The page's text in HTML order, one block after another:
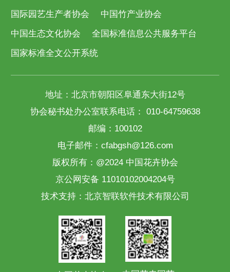
国际园艺生产者协会
中国竹产业协会
中国生态文化协会
全国标准信息公共服务平台
国家标准全文公开系统
地址：北京市朝阳区阜通东大街12号
协会秘书处办公室联系电话： 010-64759638
邮编：100102
电子邮件：cfabgsh@126.com
版权所有：@2024 中国花卉协会
京公网安备 11010102004204号
技术支持： 北京智联软件技术有限公司